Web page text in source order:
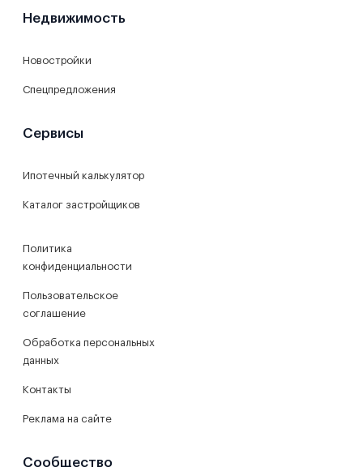
Недвижимость
Новостройки
Спецпредложения
Сервисы
Ипотечный калькулятор
Каталог застройщиков
Политика
конфиденциальности
Пользовательское
соглашение
Обработка персональных
данных
Контакты
Реклама на сайте
Сообщество